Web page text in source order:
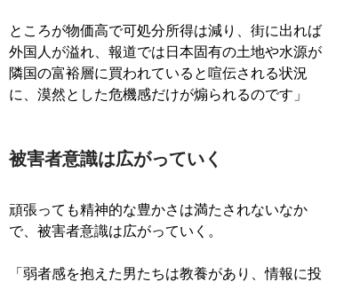
ところが物価高で可処分所得は減り、街に出れば
外国人が溢れ、報道では日本固有の土地や水源が
隣国の富裕層に買われていると喧伝される状況
に、漠然とした危機感だけが煽られるのです」
被害者意識は広がっていく
頑張っても精神的な豊かさは満たされないなか
で、被害者意識は広がっていく。
「弱者感を抱えた男たちは教養があり、情報に投